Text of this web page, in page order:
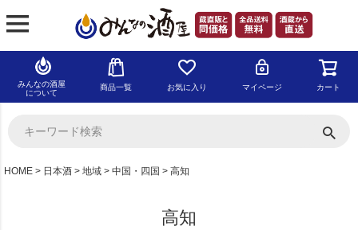
みんなの酒屋
について
商品一覧 お気に入り マイページ カート
HOME 日本酒 地域 中国・四国 高知
高知